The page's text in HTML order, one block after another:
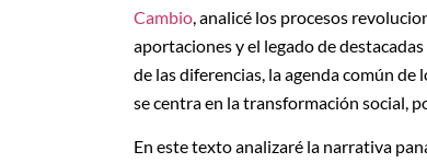
Cambio, analicé los procesos
aportaciones y el legado de
de las diferencias, la agenda común
se centra en la transformación social,
En este texto analizaré la narrativa